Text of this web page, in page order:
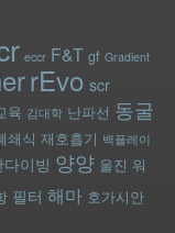
eccr F&T gf Gradient
rEvo scr
육 김대학 난파선 동굴
쇄식 재호흡기 백플레이
다이빙 양양 울진 워
필터 해마 호가시안